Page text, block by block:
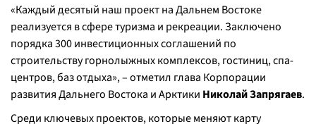
«Каждый десятый наш проект на Дальнем Востоке
реализуется в сфере туризма и рекреации. Заключено
порядка 300 инвестиционных соглашений по
строительству горнолыжных комплексов, гостиниц, спа-
центров, баз отдыха», – отметил глава Корпорации
развития Дальнего Востока и Арктики Николай Запрягаев.
Среди ключевых проектов, которые меняют карту